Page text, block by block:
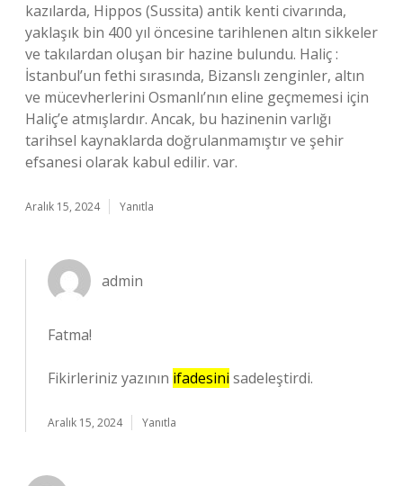
kazılarda, Hippos (Sussita) antik kenti civarında,
yaklaşık bin 400 yıl öncesine tarihlenen altın sikkeler
ve takılardan oluşan bir hazine bulundu. Haliç :
İstanbul’un fethi sırasında, Bizanslı zenginler, altın
ve mücevherlerini Osmanlı’nın eline geçmemesi için
Haliç’e atmışlardır. Ancak, bu hazinenin varlığı
tarihsel kaynaklarda doğrulanmamıştır ve şehir
efsanesi olarak kabul edilir. var.
Aralık 15, 2024 Yanıtla
admin
Fatma!
Fikirleriniz yazının ifadesini sadeleştirdi.
Aralık 15, 2024 Yanıtla